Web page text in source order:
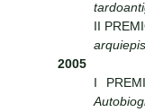
II
2005
I